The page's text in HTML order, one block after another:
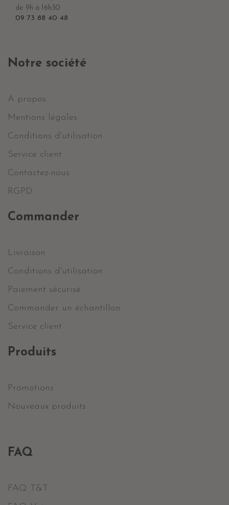
de 9h à 16h30
09 73 88 40 48
Notre société
A propos
Mentions légales
Conditions d'utilisation
Service client
Contactez-nous
RGPD
Commander
Livraison
Conditions d'utilisation
Paiement sécurisé
Commander un échantillon
Service client
Produits
Promotions
Nouveaux produits
FAQ
FAQ T&T